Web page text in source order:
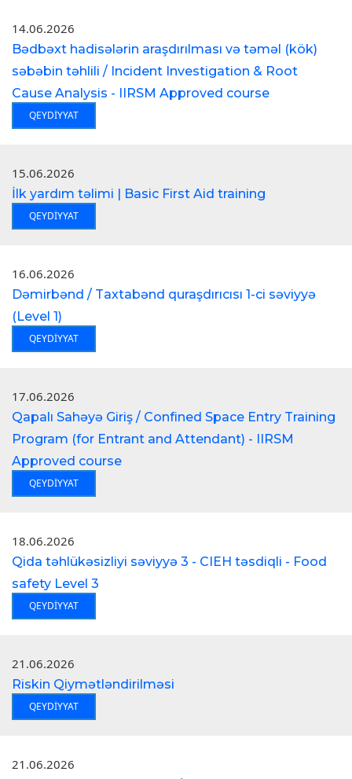
14.06.2026
Bədbəxt hadisələrin araşdırılması və təməl (kök)
səbəbin təhlili / Incident Investigation & Root
Cause Analysis - IIRSM Approved course
QEYDIYYAT
15.06.2026
İlk yardım təlimi | Basic First Aid training
QEYDIYYAT
16.06.2026
Dəmirbənd / Taxtabənd quraşdırıcısı 1-ci səviyyə
(Level 1)
QEYDIYYAT
17.06.2026
Qapalı Sahəyə Giriş / Confined Space Entry Training
Program (for Entrant and Attendant) - IIRSM
Approved course
QEYDIYYAT
18.06.2026
Qida təhlükəsizliyi səviyyə 3 - CIEH təsdiqli - Food
safety Level 3
QEYDIYYAT
21.06.2026
Riskin Qiymətləndirilməsi
QEYDIYYAT
21.06.2026